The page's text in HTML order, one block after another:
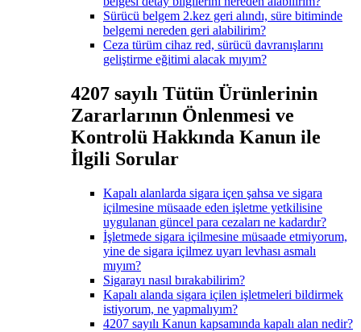
Sürücü belgem 2.kez geri alındı, süre bitiminde
belgemi nereden geri alabilirim?
Ceza türüm cihaz red, sürücü davranışlarını
geliştirme eğitimi alacak mıyım?
4207 sayılı Tütün Ürünlerinin
Zararlarının Önlenmesi ve
Kontrolü Hakkında Kanun ile
İlgili Sorular
Kapalı alanlarda sigara içen şahsa ve sigara
içilmesine müsaade eden işletme yetkilisine
uygulanan güncel para cezaları ne kadardır?
İşletmede sigara içilmesine müsaade etmiyorum,
yine de sigara içilmez uyarı levhası asmalı
mıyım?
Sigarayı nasıl bırakabilirim?
Kapalı alanda sigara içilen işletmeleri bildirmek
istiyorum, ne yapmalıyım?
4207 sayılı Kanun kapsamında kapalı alan nedir?